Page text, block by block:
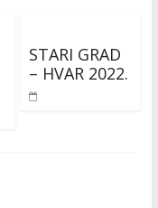
STARI GRAD
– HVAR 2022.